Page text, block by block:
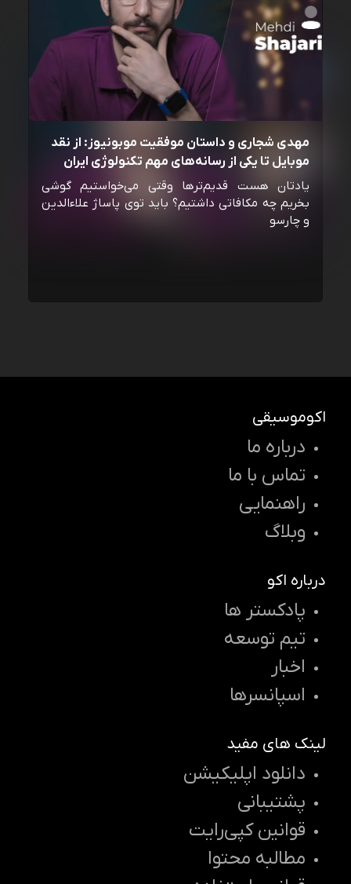
مهدی شجاری و داستان موفقیت موبونیوز: از نقد
موبایل تا یکی از رسانه‌‌های مهم تکنولوژی ایران
یادتان هست قدیم‌ترها وقتی می‌خواستیم گوشی
بخریم چه مکافاتی داشتیم؟ باید توی پاساژ علاءالدین
و چارسو
اکوموسیقی
درباره ما
تماس با ما
راهنمایی
وبلاگ
درباره اکو
پادکستر ها
تیم توسعه
اخبار
اسپانسرها
لینک های مفید
دانلود اپلیکیشن
پشتیبانی
قوانین کپی‌رایت
مطالبه محتوا